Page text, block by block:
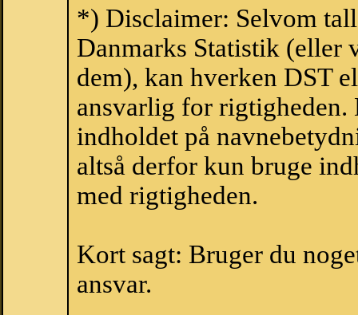
*) Disclaimer: Selvom
Danmarks Statistik (eller
dem), kan hverken DST
ansvarlig for
indholdet på
altså derfor kun bruge
med rigtigheden.
Kort sagt: Bruger du
ansvar.